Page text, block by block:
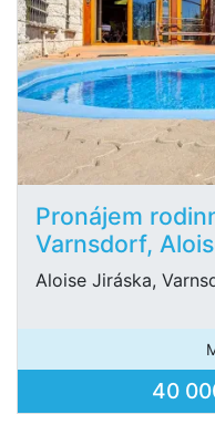
Pronájem
Varnsdorf,
Aloise Jiráska,
40